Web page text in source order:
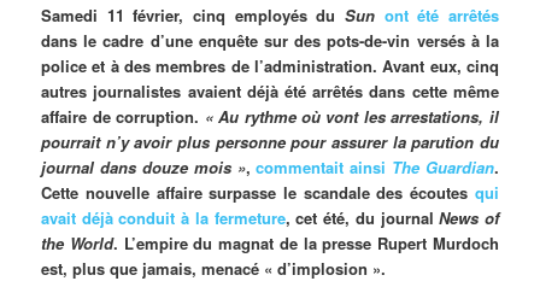
Samedi 11 février, cinq employés du Sun ont été arrêtés
dans le cadre d’une enquête sur des pots-de-vin versés à la
police et à des membres de l’administration. Avant eux, cinq
autres journalistes avaient déjà été arrêtés dans cette même
affaire de corruption. « Au rythme où vont les arrestations, il
pourrait n’y avoir plus personne pour assurer la parution du
journal dans douze mois »,commentait ainsi The Guardian.
Cette nouvelle affaire surpasse le scandale des écoutes qui
avait déjà conduit à la fermeture, cet été, du journalNews of
the World. L’empire du magnat de la presse Rupert Murdoch
est, plus que jamais, menacé « d’implosion ».